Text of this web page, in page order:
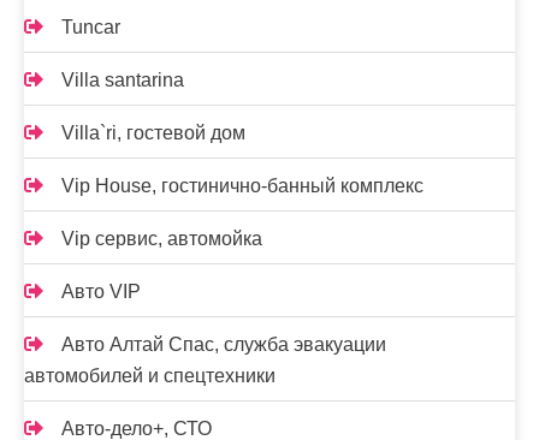
Tuncar
Villa santarina
Villa`ri, гостевой дом
Vip House, гостинично-банный комплекс
Vip сервис, автомойка
Авто VIP
Авто Алтай Спас, служба эвакуации
автомобилей и спецтехники
Авто-дело+, СТО